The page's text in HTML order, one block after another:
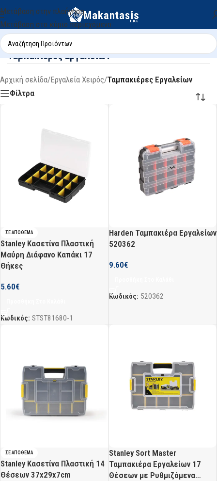
Μετάβαση στην πλοήγηση
Μετάβαση στο κύριο περιεχόμενο
Ταμπακιέρες Εργαλείων
Αρχική σελίδα/Εργαλεία Χειρός/Ταμπακιέρες Εργαλείων
Φίλτρα
ΣΕ ΑΠΌΘΕΜΑ
Stanley Κασετίνα Πλαστική
Μαύρη Διάφανο Καπάκι 17
Θήκες
5.60€
Κωδικός: STST81680-1
Harden Ταμπακιέρα Εργαλείων
520362
9.60€
Κωδικός: 520362
ΣΕ ΑΠΌΘΕΜΑ
Stanley Κασετίνα Πλαστική 14
Θέσεων 37x29x7cm
Stanley Sort Master
Ταμπακιέρα Εργαλείων 17
Θέσεων με Ρυθμιζόμενα